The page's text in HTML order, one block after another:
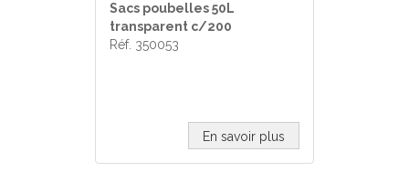
Sacs poubelles 50L
transparent c/200
Réf. 350053
En savoir plus